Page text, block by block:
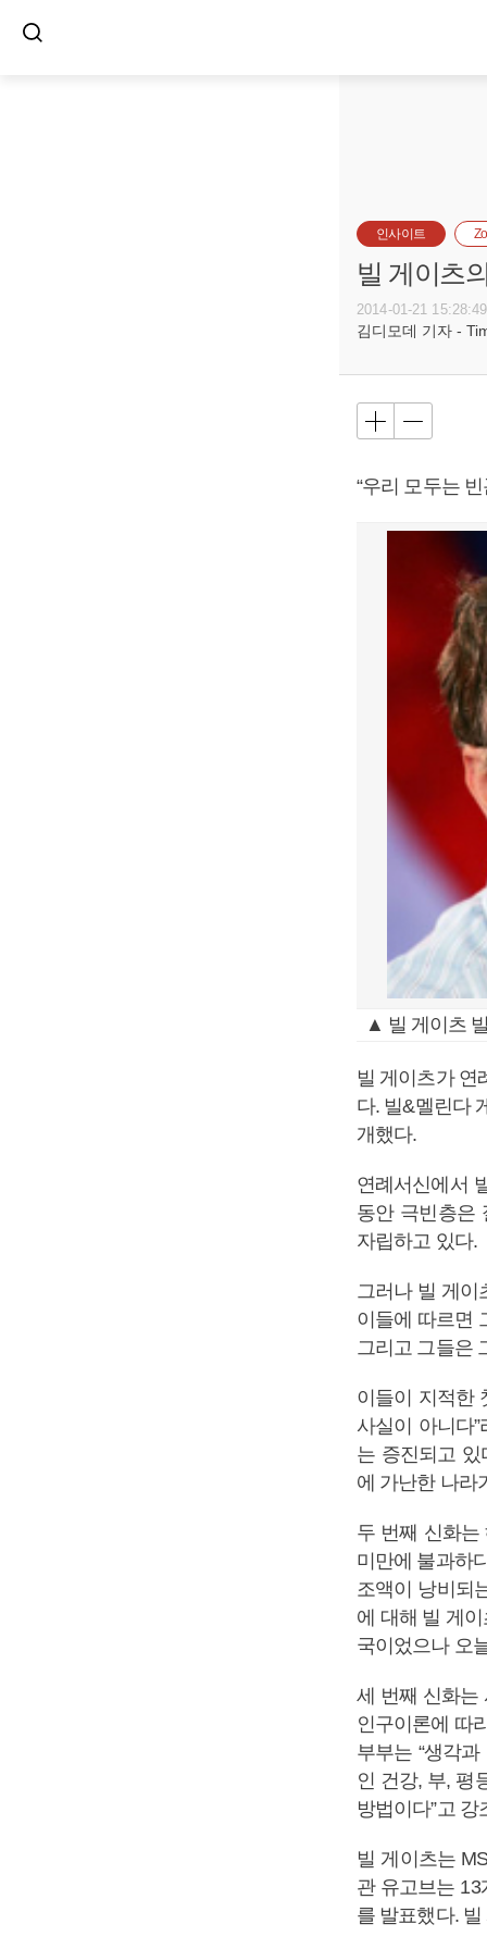
인사이트
빌 게이츠
2014-01-21 15:28:49
김디모데 기자 -
“우리 모두는
▲ 빌 게이츠
빌 게이츠가 연
다. 빌&멜린다
개했다.
연례서신에서
동안 극빈층은
자립하고 있다.
그러나 빌 게이
이들에 따르면
그리고 그들은
이들이 지적한
사실이 아니다
는 증진되고 있
에 가난한 나라
두 번째 신화는
미만에 불과하
조액이 낭비되
에 대해 빌 게
국이었으나 오
세 번째 신화는
인구이론에 따
부부는 “생각
인 건강, 부, 평
방법이다”고 강
빌 게이츠는
관 유고브는 13
를 발표했다.